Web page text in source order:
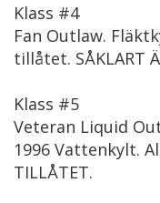
Klass #4
Fan Outlaw.
tillåtet. SÅKLART
Klass #5
Veteran Liquid
1996 Vattenkylt.
TILLÅTET.